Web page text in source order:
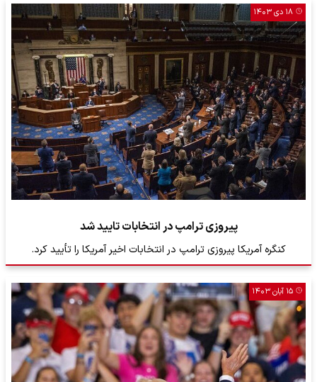
۱۸ دی ۱۴۰۳
پیروزی ترامپ در انتخابات تایید شد
کنگره آمریکا پیروزی ترامپ در انتخابات اخیر آمریکا را تأیید کرد.
۱۵ آبان ۱۴۰۳